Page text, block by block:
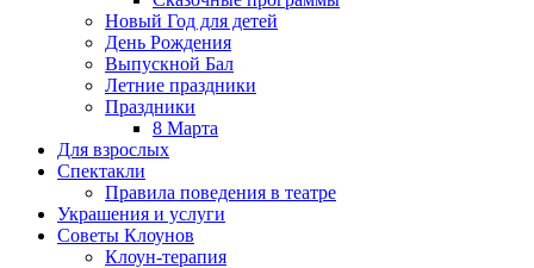
Новый Год для детей
День Рождения
Выпускной Бал
Летние праздники
Праздники
8 Марта
Для взрослых
Спектакли
Правила поведения в театре
Украшения и услуги
Советы Клоунов
Клоун-терапия